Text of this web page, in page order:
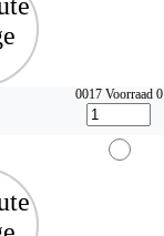
0017 Voorraad 0